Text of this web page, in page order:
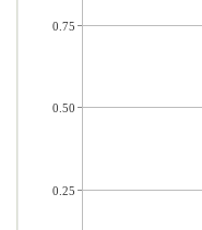
0.75
0.50
0.25